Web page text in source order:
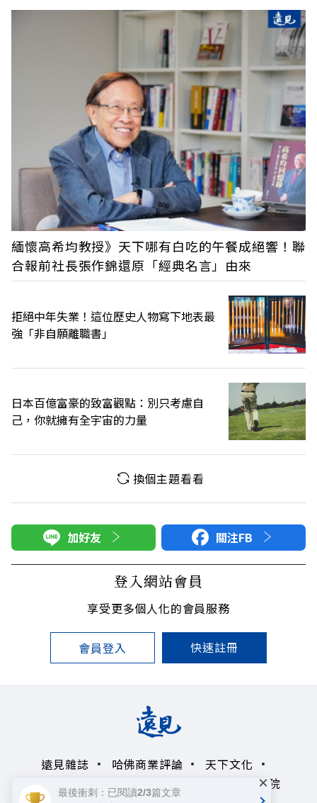
緬懷高希均教授》天下哪有白吃的午餐成絕響！聯
合報前社長張作錦還原「經典名言」由來
拒絕中年失業！這位歷史人物寫下地表最
強「非自願離職書」
日本百億富豪的致富觀點：別只考慮自
己，你就擁有全宇宙的力量
換個主題看看
加好友 關注FB
登入網站會員
享受更多個人化的會員服務
會員登入 快速註冊
遠見雜誌 哈佛商業評論
天下文化
未來親子學習平台
領導影響力學院
最後衝刺：已閱讀2/3篇文章 ×